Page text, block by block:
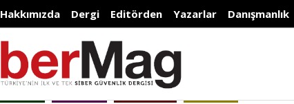
Hakkımızda Dergi Editörden Yazarlar Danışmanlık